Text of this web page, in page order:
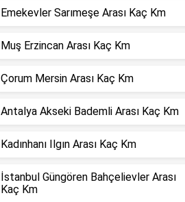
Emekevler Sarımeşe Arası Kaç Km
Muş Erzincan Arası Kaç Km
Çorum Mersin Arası Kaç Km
Antalya Akseki Bademli Arası Kaç Km
Kadınhanı Ilgın Arası Kaç Km
İstanbul Güngören Bahçelievler Arası
Kaç Km